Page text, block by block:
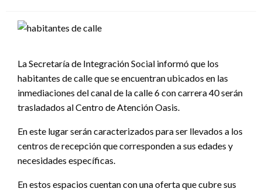
La Secretaría de Integración Social informó que los
habitantes de calle que se encuentran ubicados en las
inmediaciones del canal de la calle 6 con carrera 40 serán
trasladados al Centro de Atención Oasis.
En este lugar serán caracterizados para ser llevados a los
centros de recepción que corresponden a sus edades y
necesidades específicas.
En estos espacios cuentan con una oferta que cubre sus